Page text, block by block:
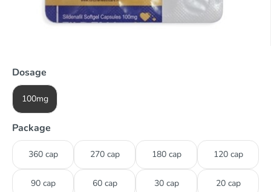
Dosage
100mg
Package
360 cap 270 cap 180 cap 120 cap
90 cap 60 cap 30 cap 20 cap